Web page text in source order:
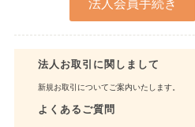
法人お取引に関しまして
新規お取引についてご案内いたします。
よくあるご質問